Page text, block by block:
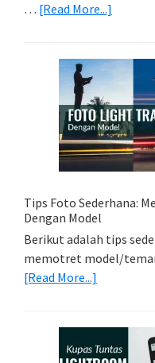
… [Read More...]
Memori
Tepat
Untuk
Kamera
Kamu
Tips Foto Sederhana:
Dengan Model
Berikut adalah tips
memotret model/
[Read More...]
Sederhana: